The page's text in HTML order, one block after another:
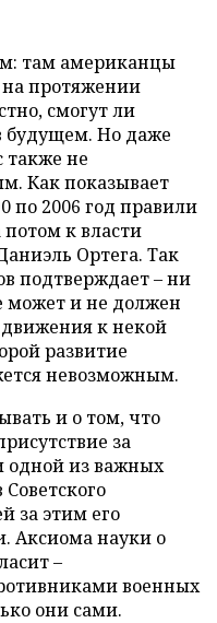
там американцы
протяжении
смогут ли
будущем. Но даже
также не
Как показывает
по 2006 год правили
к власти
Ортега. Так
подтверждает – ни
может и не должен
движения к некой
развитие
невозможным.
и о том, что
за
одной из важных
за этим его
Аксиома науки о
–
военных
они сами.